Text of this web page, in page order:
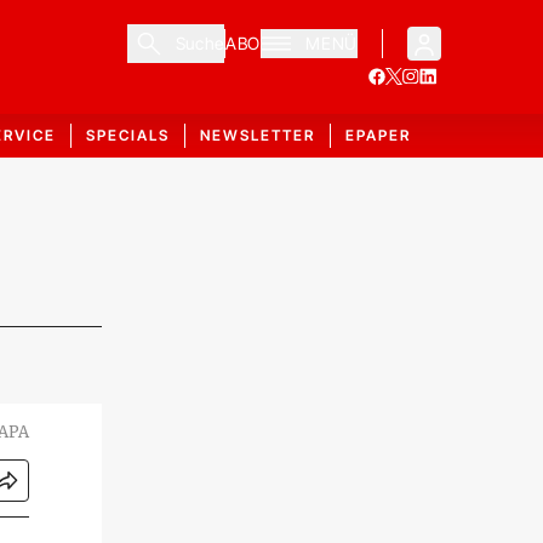
ABO
SPECIALS NEWSLETTER EPAPER